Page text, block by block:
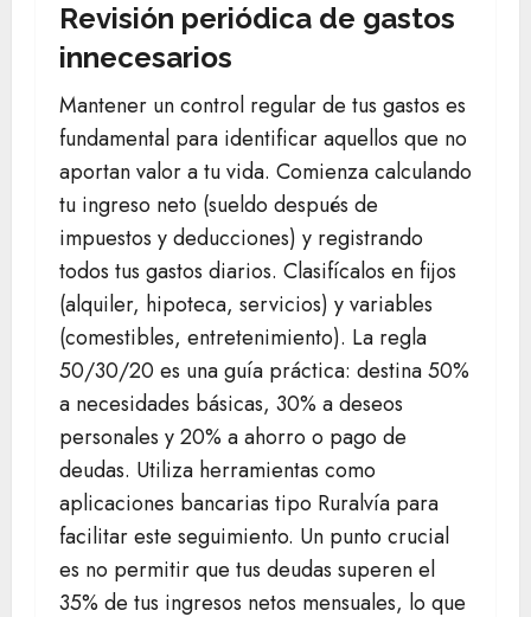
Revisión periódica de gastos
innecesarios
Mantener un control regular de tus gastos es
fundamental para identificar aquellos que no
aportan valor a tu vida. Comienza calculando
tu ingreso neto (sueldo después de
impuestos y deducciones) y registrando
todos tus gastos diarios. Clasifícalos en fijos
(alquiler, hipoteca, servicios) y variables
(comestibles, entretenimiento). La regla
50/30/20 es una guía práctica: destina 50%
a necesidades básicas, 30% a deseos
personales y 20% a ahorro o pago de
deudas. Utiliza herramientas como
aplicaciones bancarias tipo Ruralvía para
facilitar este seguimiento. Un punto crucial
es no permitir que tus deudas superen el
35% de tus ingresos netos mensuales, lo que